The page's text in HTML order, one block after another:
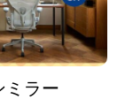
ミラー